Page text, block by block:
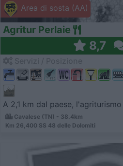
Area di sosta (AA)
Agritur Perlaie
8,7
A 2,1 km dal paese,
Cavalese (TN) - 38.4km
Km 26,400 SS 48 delle Dolomiti